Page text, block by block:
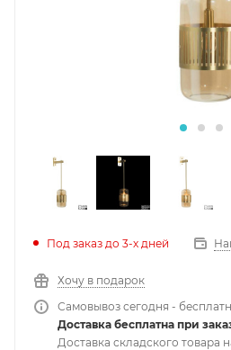
Под заказ до 3-х дней
Хочу в подарок
Самовывоз сегодня -
Доставка бесплатна при
Доставка складского товара